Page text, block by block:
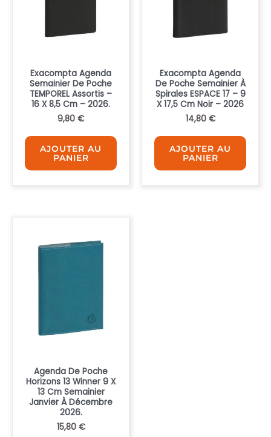
Exacompta Agenda
Semainier De Poche
TEMPOREL Assortis –
16 X 8,5 Cm – 2026.
9,80 €
AJOUTER AU
PANIER
Exacompta Agenda
De Poche Semainier À
Spirales ESPACE 17 – 9
X 17,5 Cm Noir – 2026
14,80 €
AJOUTER AU
PANIER
Agenda De Poche
Horizons 13 Winner 9 X
13 Cm Semainier
Janvier À Décembre
2026.
15,80 €